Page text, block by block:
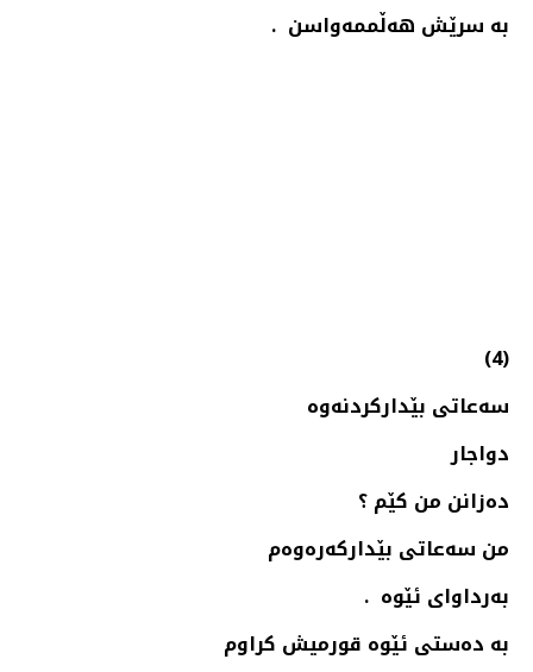
بە سرێش هەڵممەواسن .
(4)
سه‌عاتی بێداركردنه‌وه‌
دواجار
دەزانن من كێم ؟
من سەعاتی بێداركەرەوەم
بەرداوای ئێوە .
بە دەستی ئێوە قورمیش كراوم